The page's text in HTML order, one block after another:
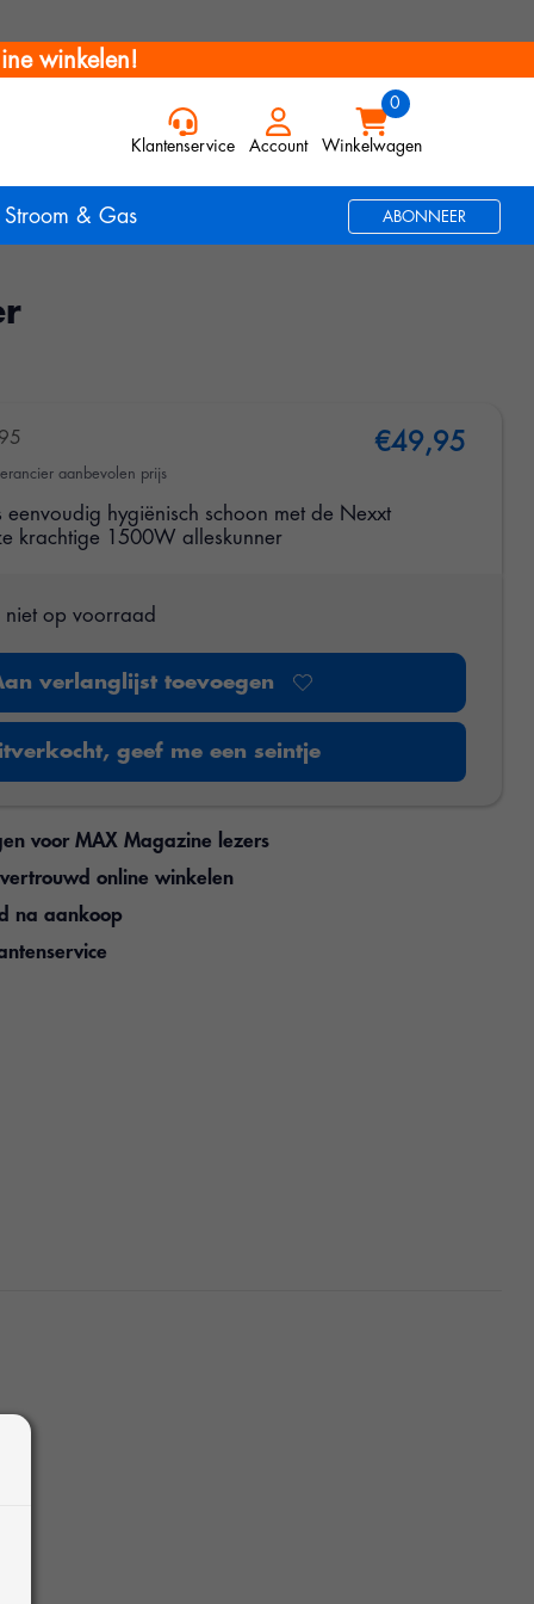
winkelen!
Klantenservice Account Winkelwagen
Stroom & Gas ABONNEER
aanbevolen prijs
€49,95
hygiënisch schoon met de Nexxt
krachtige 1500W alleskunner
niet op voorraad
verlanglijst toevoegen
geef me een seintje
voor MAX Magazine lezers
online winkelen
na aankoop